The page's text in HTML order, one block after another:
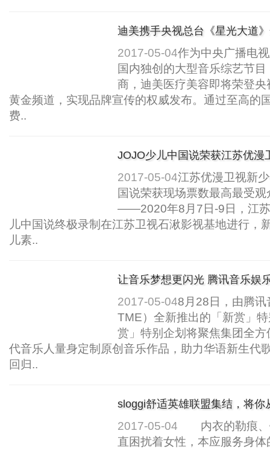
迪美携手央视总台《星光大道
2017-05-04作为中央广播电
国内独创的大型音乐综艺节
商，迪美医疗美容即将荣登
黄金频道，实现品牌宣传的权威发布。通过至高的
费..
JOJO少儿中国说荣获江苏优漫
2017-05-04江苏优漫卫视新
国说荣获现场票数最高最受
——2020年8月7日-9日，江
儿中国说终极录制在江苏卫视石湫影视基地进行，
儿素..
让音乐梦想更闪光 腾讯音乐娱
2017-05-048月28日，由腾
TME）全新推出的「新赏」
赏」特别企划将聚焦集团全
代音乐人量身定制原创音乐作品，助力华语新生代
回归..
sloggi舒适英雄联盟集结，将你
2017-05-04 内衣的勒痕、
直困扰着女性，本应服务身体